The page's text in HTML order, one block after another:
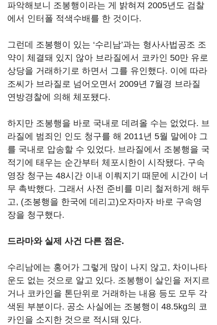
파악해보니 조봉행이라는 게 밝혀져 2005년도 검찰
에서 인터폴 적색수배를 한 것이다.
그런데 조봉행이 있는 ‘수리남’과는 형사사법공조 조
약이 체결돼 있지 않아 브라질에서 코카인 50만 유로
상당을 거래하기로 하면서 그를 유인했다. 이에 따라
조씨가 브라질로 넘어오면서 2009년 7월경 브라질
연방경찰에 의해 체포됐다.
하지만 조봉행을 바로 국내로 데려올 수는 없었다. 브
라질에 범죄인 인도 청구를 해 2011년 5월 말에야 그
를 국내로 압송할 수 있었다. 브라질에서 조봉행을 국
적기에 태우는 순간부터 체포시한이 시작됐다. 구속
영장 청구는 48시간 이내 이뤄지기 때문에 시간이 너
무 촉박했다. 그래서 사전 준비를 미리 철저하게 해두
고, (조봉행을 한국에 데리고)오자마자 바로 구속영
장을 청구했다.
드라마와 실제 사건 다른 점은.
수리남에는 홍어가 그렇게 많이 나지 않고, 차이나타
운도 없는 것으로 알고 있다. 조봉행이 살인을 저지르
거나 코카인을 톤단위로 거래하는 내용 등도 모두 각
색된 부분이다. 공소 사실에는 조봉행이 48.5kg의 코
카인을 소지한 것으로 적시돼 있다.